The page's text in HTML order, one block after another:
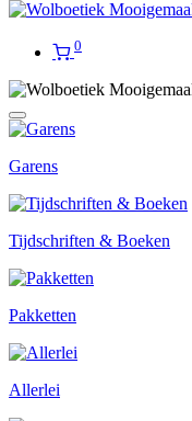
0
Garens
Tijdschriften & Boeken
Pakketten
Allerlei